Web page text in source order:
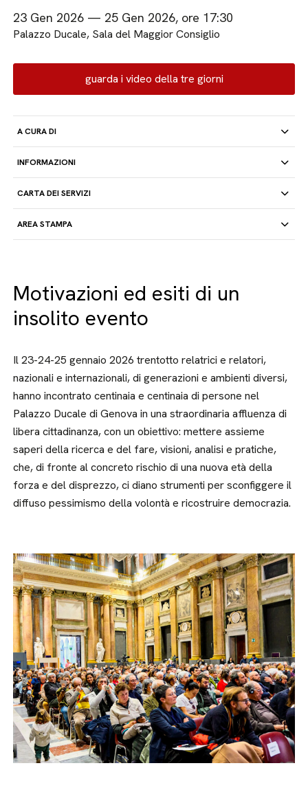
23 Gen 2026 — 25 Gen 2026, ore 17:30
Palazzo Ducale, Sala del Maggior Consiglio
guarda i video della tre giorni
A CURA DI
INFORMAZIONI
CARTA DEI SERVIZI
AREA STAMPA
Motivazioni ed esiti di un
insolito evento
Il 23-24-25 gennaio 2026 trentotto relatrici e relatori,
nazionali e internazionali, di generazioni e ambienti diversi,
hanno incontrato centinaia e centinaia di persone nel
Palazzo Ducale di Genova in una straordinaria affluenza di
libera cittadinanza, con un obiettivo: mettere assieme
saperi della ricerca e del fare, visioni, analisi e pratiche,
che, di fronte al concreto rischio di una nuova età della
forza e del disprezzo, ci diano strumenti per sconfiggere il
diffuso pessimismo della volontà e ricostruire democrazia.